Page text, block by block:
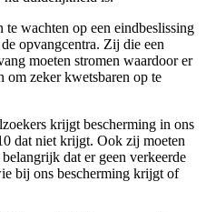
wachten op een eindbeslissing
opvangcentra. Zij die een
moeten stromen waardoor er
om zeker kwetsbaren op te
krijgt bescherming in ons
dat niet krijgt. Ook zij moeten
dat er geen verkeerde
bij ons bescherming krijgt of